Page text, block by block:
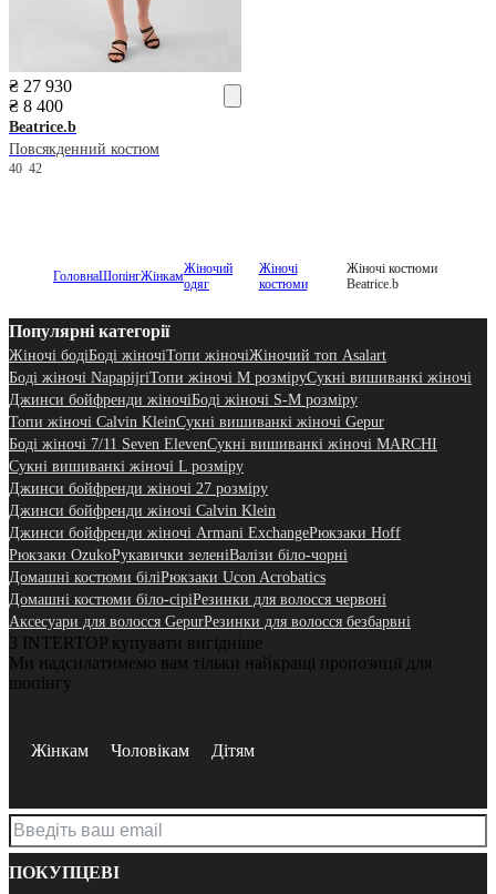
₴ 27 930
₴ 8 400
Beatrice.b
Повсякденний костюм
40 42
ГоловнаШопінгЖінкамЖіночий
одяг
Жіночі
костюми
Жіночі костюми
Beatrice.b
Популярні категорії
Жіночі бодіБоді жіночіТопи жіночіЖіночий топ Asalart
Боді жіночі NapapijriТопи жіночі M розміруСукні вишиванкі жіночі
Джинси бойфренди жіночіБоді жіночі S-M розміру
Топи жіночі Calvin KleinСукні вишиванкі жіночі Gepur
Боді жіночі 7/11 Seven ElevenСукні вишиванкі жіночі MARCHI
Сукні вишиванкі жіночі L розміру
Джинси бойфренди жіночі 27 розміру
Джинси бойфренди жіночі Calvin Klein
Джинси бойфренди жіночі Armani ExchangeРюкзаки Hoff
Рюкзаки OzukoРукавички зеленіВалізи біло-чорні
Домашні костюми біліРюкзаки Ucon Acrobatics
Домашні костюми біло-сіріРезинки для волосся червоні
Аксесуари для волосся GepurРезинки для волосся безбарвні
З INTERTOP купувати вигідніше
Ми надсилатимемо вам тільки найкращі пропозиції для
шопінгу
Жінкам Чоловікам Дітям
ПОКУПЦЕВІ